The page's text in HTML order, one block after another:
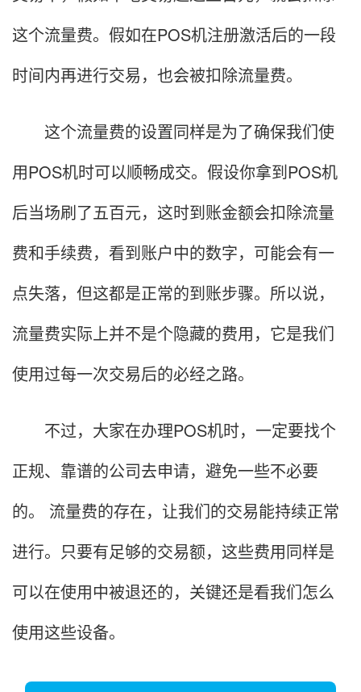
这个流量费。假如在POS机注册激活后的一段
时间内再进行交易，也会被扣除流量费。
这个流量费的设置同样是为了确保我们使
用POS机时可以顺畅成交。假设你拿到POS机
后当场刷了五百元，这时到账金额会扣除流量
费和手续费，看到账户中的数字，可能会有一
点失落，但这都是正常的到账步骤。所以说，
流量费实际上并不是个隐藏的费用，它是我们
使用过每一次交易后的必经之路。
不过，大家在办理POS机时，一定要找个
正规、靠谱的公司去申请，避免一些不必要
的。 流量费的存在，让我们的交易能持续正常
进行。只要有足够的交易额，这些费用同样是
可以在使用中被退还的，关键还是看我们怎么
使用这些设备。